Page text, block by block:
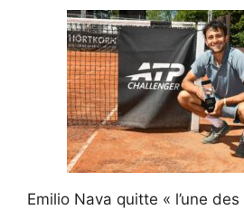
Emilio Nava quitte « l’une